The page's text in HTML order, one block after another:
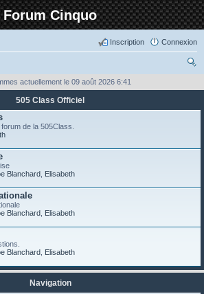
Forum Cinquo
Connexion
Inscription
ch
actuellement le 09 août 2026 6:41
505 Class Officiel
de la 505Class.
Blanchard Elisabeth
Blanchard Elisabeth
Blanchard Elisabeth
Navigation